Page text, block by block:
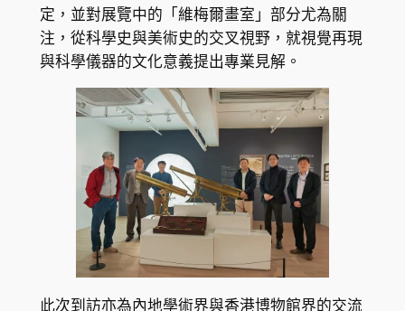
定，並對展覽中的「維梅爾畫室」部分尤為關
注，從科學史與美術史的交叉視野，就視覺再現
與科學儀器的文化意義提出專業見解。
此次到訪亦為內地學術界與香港博物館界的交流